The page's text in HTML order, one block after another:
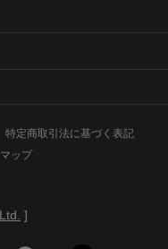
特定商取引法に基づく表記
ップ
]